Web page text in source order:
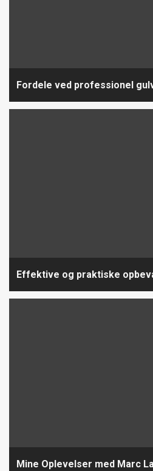
Fordele ved professionel
Effektive og praktiske
Mine Oplevelser med Marc